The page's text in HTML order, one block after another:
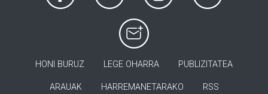
HONI BURUZ LEGE OHARRA PUBLIZITATEA
ARAUAK HARREMANETARAKO RSS